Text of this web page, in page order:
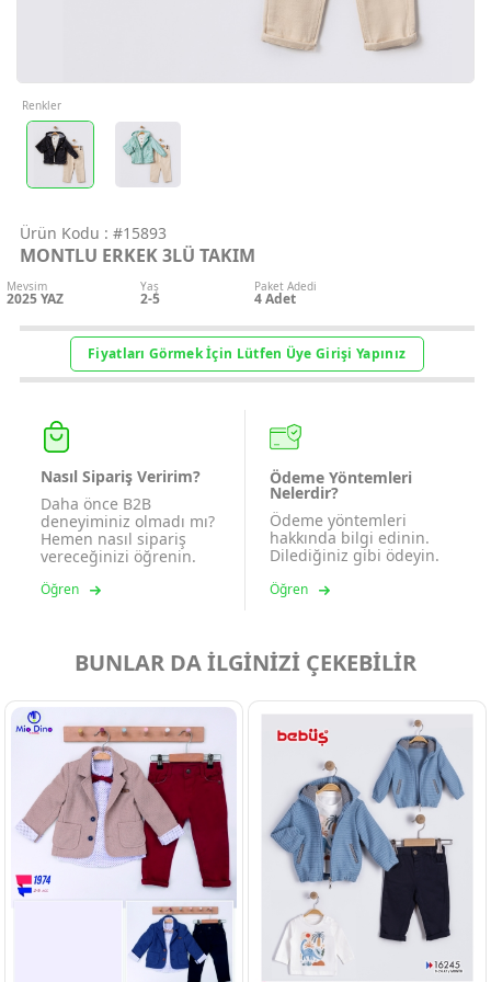
İletişim
Müşteri
Ürün Kodu : #15893
MONTLU ERKEK 3LÜ TAKIM
Mevsim
2025 YAZ
Yaş
2-5
Paket Adedi
4Adet
Renkler
Fiyatları Görmek İçin Lütfen Üye Girişi Yapınız
Nasıl Sipariş Veririm?
Daha önce B2B
deneyiminiz olmadı mı?
Hemen nasıl sipariş
vereceğinizi öğrenin.
Öğren
Ödeme Yöntemleri
Nelerdir?
Ödeme yöntemleri
hakkında bilgi edinin.
Dilediğiniz gibi ödeyin.
Öğren
BUNLAR DA İLGİNİZİ ÇEKEBİLİR